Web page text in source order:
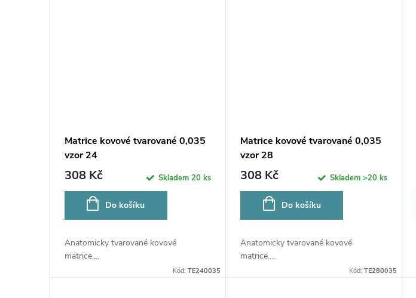
Matrice kovové tvarované 0,035
vzor 24
308 Kč Skladem20 ks
Do košíku
Anatomicky tvarované kovové
matrice....
Kód:TE240035
Matrice kovové tvarované 0,035
vzor 28
308 Kč Skladem >20 ks
Do košíku
Anatomicky tvarované kovové
matrice....
Kód: TE280035